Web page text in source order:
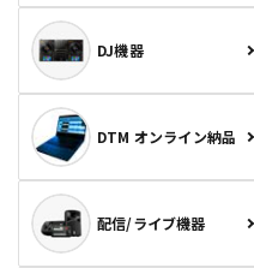
DJ機器
DTM オンライン納品
配信/ライブ機器